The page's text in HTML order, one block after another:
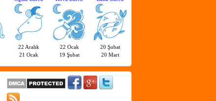
22 Aralık
21 Ocak
22 Ocak
19 Şubat
20 Şubat
20 Mart